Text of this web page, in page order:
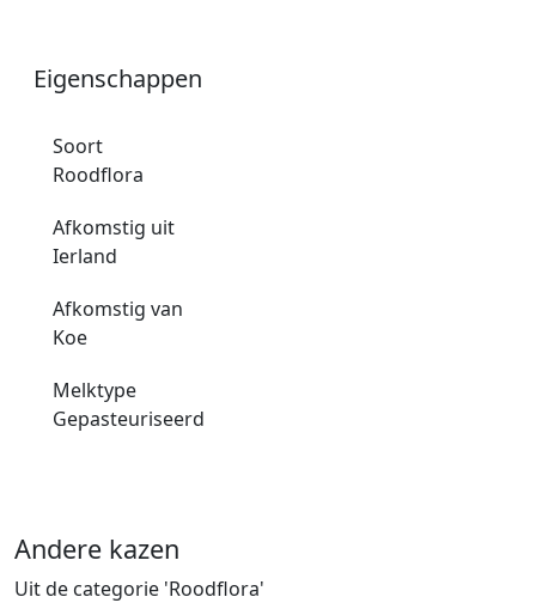
Eigenschappen
Soort
Roodflora
Afkomstig uit
Ierland
Afkomstig van
Koe
Melktype
Gepasteuriseerd
Andere kazen
Uit de categorie 'Roodflora'